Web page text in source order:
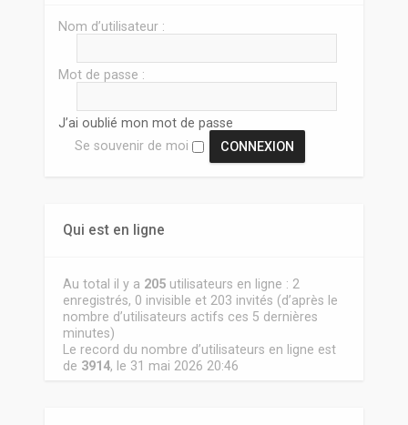
Nom d’utilisateur :
Mot de passe :
J’ai oublié mon mot de passe
Se souvenir de moi
Qui est en ligne
Au total il y a 205utilisateurs en ligne : 2
enregistrés, 0 invisible et 203 invités (d’après le
nombre d’utilisateurs actifs ces 5 dernières
minutes)
Le record du nombre d’utilisateurs en ligne est
de 3914, le 31 mai 2026 20:46